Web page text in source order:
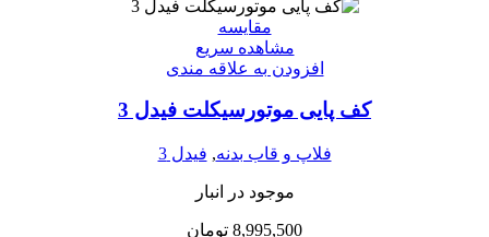
مقایسه
مشاهده سریع
افزودن به علاقه مندی
کف پایی موتورسیکلت فیدل 3
فلاپ و قاب بدنه, فیدل 3
موجود در انبار
8,995,500 تومان